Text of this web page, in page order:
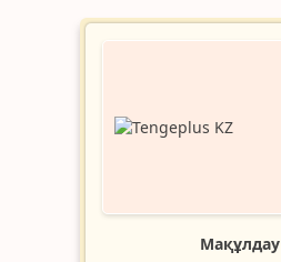
Мақұлдау